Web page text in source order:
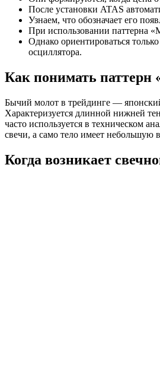
После установки ATAS
Узнаем, что обозначает его
При использовании паттерна
Однако ориентироваться
осциллятора.
Как понимать паттерн
Бычий молот в трейдинге —
Характеризуется длинной нижней
часто используется в техническом
свечи, а само тело имеет небольшую
Когда возникает